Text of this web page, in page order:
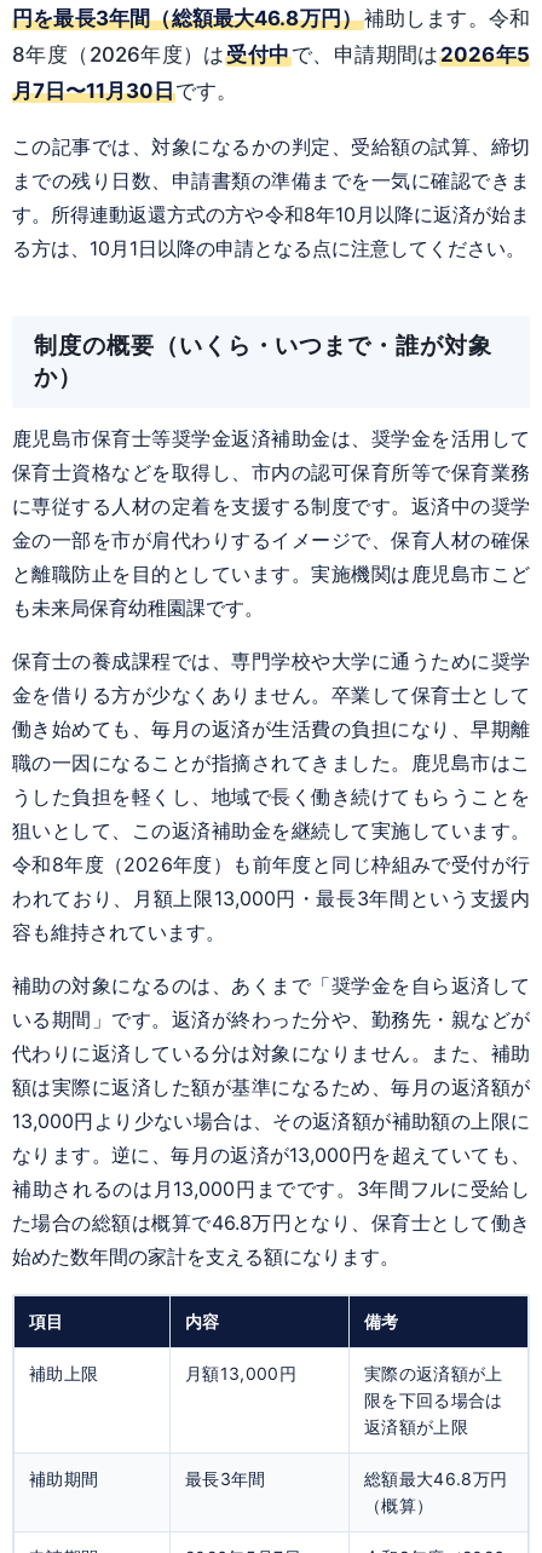
円を最長3年間（総額最大46.8万円）補助します。令和
8年度（2026年度）は受付中で、申請期間は2026年5
月7日〜11月30日です。
この記事では、対象になるかの判定、受給額の試算、締切
までの残り日数、申請書類の準備までを一気に確認できま
す。所得連動返還方式の方や令和8年10月以降に返済が始ま
る方は、10月1日以降の申請となる点に注意してください。
制度の概要（いくら・いつまで・誰が対象
か）
鹿児島市保育士等奨学金返済補助金は、奨学金を活用して
保育士資格などを取得し、市内の認可保育所等で保育業務
に専従する人材の定着を支援する制度です。返済中の奨学
金の一部を市が肩代わりするイメージで、保育人材の確保
と離職防止を目的としています。実施機関は鹿児島市こど
も未来局保育幼稚園課です。
保育士の養成課程では、専門学校や大学に通うために奨学
金を借りる方が少なくありません。卒業して保育士として
働き始めても、毎月の返済が生活費の負担になり、早期離
職の一因になることが指摘されてきました。鹿児島市はこ
うした負担を軽くし、地域で長く働き続けてもらうことを
狙いとして、この返済補助金を継続して実施しています。
令和8年度（2026年度）も前年度と同じ枠組みで受付が行
われており、月額上限13,000円・最長3年間という支援内
容も維持されています。
補助の対象になるのは、あくまで「奨学金を自ら返済して
いる期間」です。返済が終わった分や、勤務先・親などが
代わりに返済している分は対象になりません。また、補助
額は実際に返済した額が基準になるため、毎月の返済額が
13,000円より少ない場合は、その返済額が補助額の上限に
なります。逆に、毎月の返済が13,000円を超えていても、
補助されるのは月13,000円までです。3年間フルに受給し
た場合の総額は概算で46.8万円となり、保育士として働き
始めた数年間の家計を支える額になります。
項目 内容 備考
補助上限 月額13,000円
実際の返済額が上
限を下回る場合は
返済額が上限
補助期間 最長3年間
総額最大46.8万円
（概算）